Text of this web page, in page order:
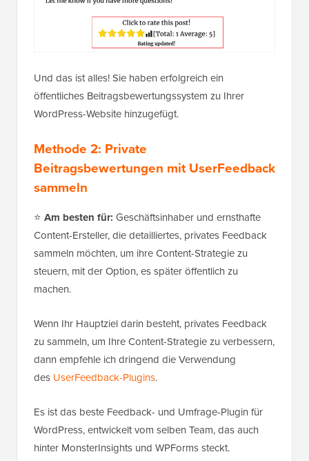
Und das ist alles! Sie haben erfolgreich ein
öffentliches Beitragsbewertungssystem zu Ihrer
WordPress-Website hinzugefügt.
Methode 2: Private
Beitragsbewertungen mit UserFeedback
sammeln
⭐ Am besten für: Geschäftsinhaber und ernsthafte
Content-Ersteller, die detailliertes, privates Feedback
sammeln möchten, um ihre Content-Strategie zu
steuern, mit der Option, es später öffentlich zu
machen.
Wenn Ihr Hauptziel darin besteht, privates Feedback
zu sammeln, um Ihre Content-Strategie zu verbessern,
dann empfehle ich dringend die Verwendung
des UserFeedback-Plugins.
Es ist das beste Feedback- und Umfrage-Plugin für
WordPress, entwickelt vom selben Team, das auch
hinter MonsterInsights und WPForms steckt.